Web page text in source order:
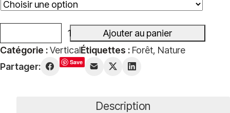
499,00€
de
In
Ajouter au panier
Catégorie :VerticalÉtiquettes : Forêt, Nature
Partager:
Save
Description